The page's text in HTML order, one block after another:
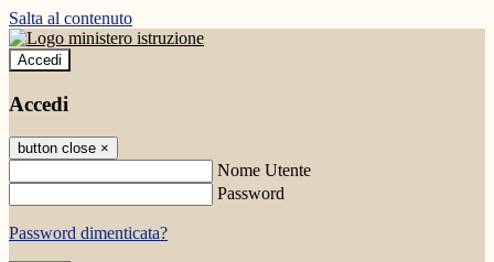
Salta al contenuto
Accedi
Accedi
button close ×
Nome Utente
Password
Password dimenticata?